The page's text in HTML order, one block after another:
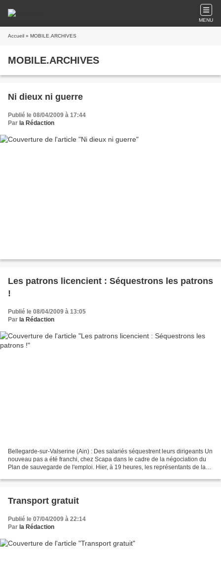
MENU
Accueil » MOBILE.ARCHIVES
MOBILE.ARCHIVES
Ni dieux ni guerre
Publié le 08/04/2009 à 17:44
Par la Rédaction
Les patrons licencient : Séquestrons les patrons
!
Publié le 08/04/2009 à 13:05
Par la Rédaction
Bellegarde-sur-Valserine (Ain) : Des salariés séquestrent leurs dirigeants Un
nouveau pas a été franchi, chez Scapa dans le cadre de la négociation du
Plan de sauvegarde de l'emploi. Hier, à 19 heures, les représentants de la
Transport gratuit
Publié le 07/04/2009 à 22:14
Par la Rédaction